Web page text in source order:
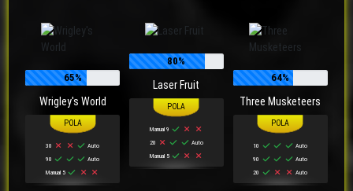
65%
Wrigley's World
30
Auto
90
Auto
Manual 5
80%
Laser Fruit
Manual 9
20
Auto
Manual 5
64%
Three Musketeers
10
Auto
90
Auto
20
Auto